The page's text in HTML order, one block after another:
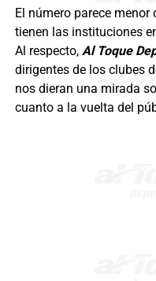
El número parece
tienen las instituciones
Al respecto, Al Toque
dirigentes de los clubes
nos dieran una mirada
cuanto a la vuelta del